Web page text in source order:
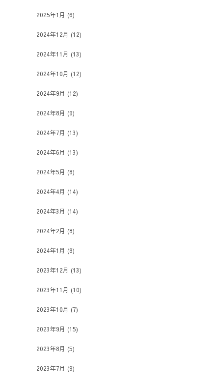
2025年1月 (6)
2024年12月 (12)
2024年11月 (13)
2024年10月 (12)
2024年9月 (12)
2024年8月 (9)
2024年7月 (13)
2024年6月 (13)
2024年5月 (8)
2024年4月 (14)
2024年3月 (14)
2024年2月 (8)
2024年1月 (8)
2023年12月 (13)
2023年11月 (10)
2023年10月 (7)
2023年9月 (15)
2023年8月 (5)
2023年7月 (9)